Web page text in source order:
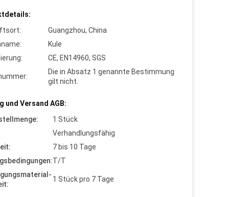
Guangzhou, China
Kule
CE, EN14960, SGS
Die in Absatz 1 genannte Bestimmung
gilt nicht.
und Versand AGB:
1 Stück
Verhandlungsfähig
7 bis 10 Tage
T/T
1 Stück pro 7 Tage